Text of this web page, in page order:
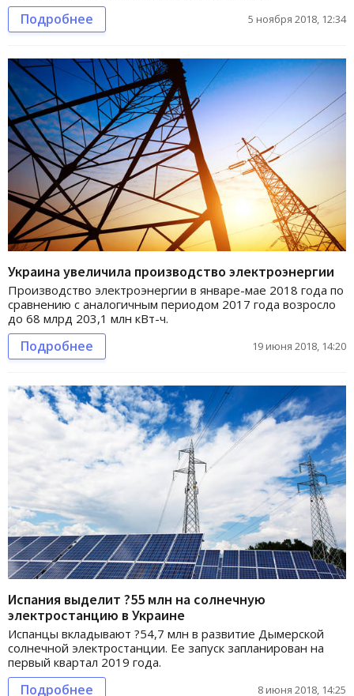
Подробнее 5 ноября 2018, 12:34
Украина увеличила производство электроэнергии
Производство электроэнергии в январе-мае 2018 года по
сравнению с аналогичным периодом 2017 года возросло
до 68 млрд 203,1 млн кВт-ч.
Подробнее 19 июня 2018, 14:20
Испания выделит ?55 млн на солнечную
электростанцию в Украине
Испанцы вкладывают ?54,7 млн в развитие Дымерской
солнечной электростанции. Ее запуск запланирован на
первый квартал 2019 года.
Подробнее 8 июня 2018, 14:25